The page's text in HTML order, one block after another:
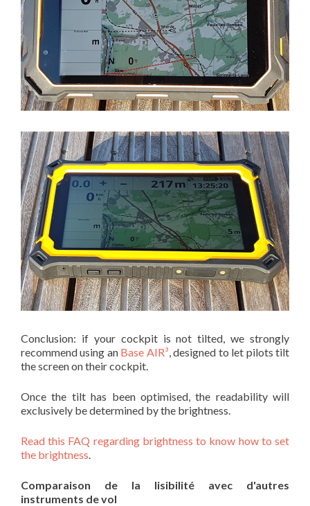
Conclusion: if your cockpit is not tilted, we strongly
recommend using an Base AIR³, designed to let pilots tilt
the screen on their cockpit.
Once the tilt has been optimised, the readability will
exclusively be determined by the brightness.
Read this FAQ regarding brightness to know how to set
the brightness.
Comparaison de la lisibilité avec d'autres
instruments de vol